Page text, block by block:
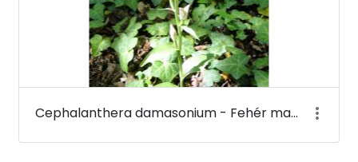
Cephalanthera damasonium - Fehér madársisak - Budai Arborétum